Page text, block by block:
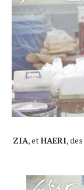
ZIA, etHAERI, des